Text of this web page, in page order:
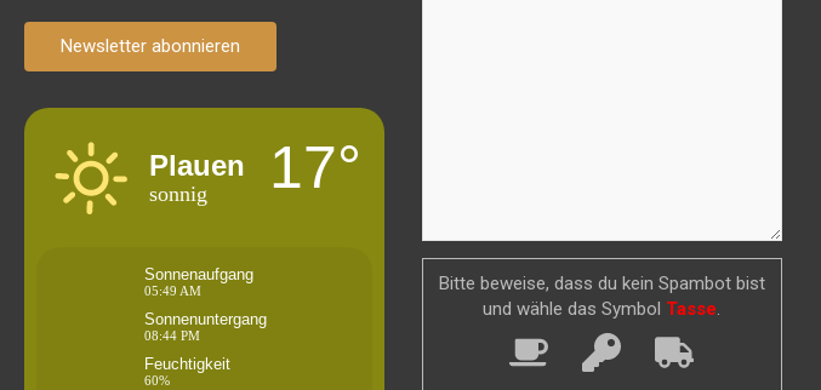
Newsletter abonnieren
Plauen
sonnig 17°
Sonnenaufgang
05:49 AM
Sonnenuntergang
08:44 PM
Feuchtigkeit
60%
Bitte beweise, dass du kein Spambot bist
und wähle das Symbol Tasse.